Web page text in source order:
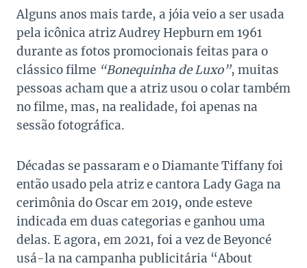
Alguns anos mais tarde, a jóia veio a ser usada
pela icônica atriz Audrey Hepburn em 1961
durante as fotos promocionais feitas para o
clássico filme “Bonequinha de Luxo”, muitas
pessoas acham que a atriz usou o colar também
no filme, mas, na realidade, foi apenas na
sessão fotográfica.
Décadas se passaram e o Diamante Tiffany foi
então usado pela atriz e cantora Lady Gaga na
cerimônia do Oscar em 2019, onde esteve
indicada em duas categorias e ganhou uma
delas. E agora, em 2021, foi a vez de Beyoncé
usá-la na campanha publicitária “About